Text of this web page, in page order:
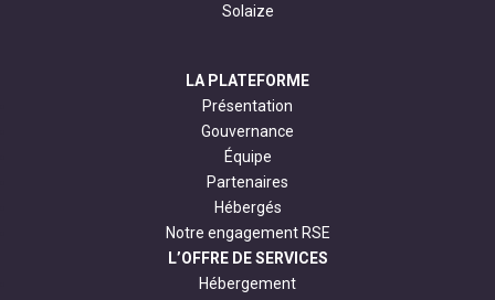
Solaize
LA PLATEFORME
Présentation
Gouvernance
Équipe
Partenaires
Hébergés
Notre engagement RSE
L’OFFRE DE SERVICES
Hébergement